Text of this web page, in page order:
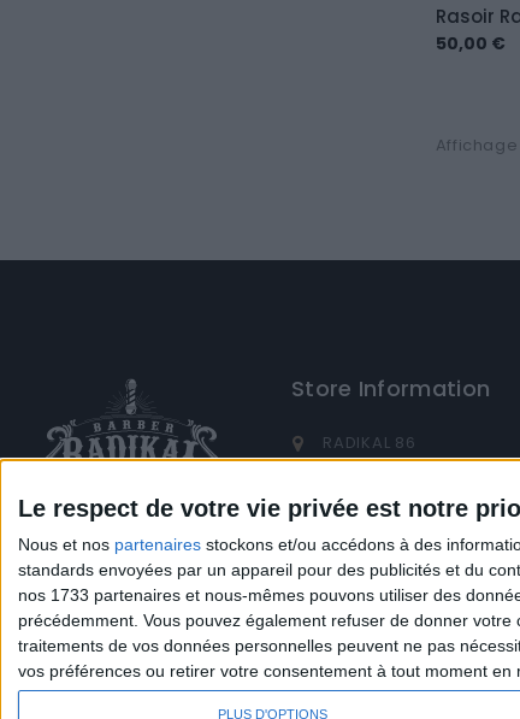
Le respect de votre vie privée est notre
Nous et nos partenaires stockons et/ou accédons à des
standards envoyées par un appareil pour des publicités et du
nos 1733 partenaires et nous-mêmes pouvons utiliser des
précédemment. Vous pouvez également refuser de donner
traitements de vos données personnelles peuvent ne pas
vos préférences ou retirer votre consentement à tout moment
PLUS D'OPTIONS
Rasoir
50,00 €
Store Information
RADIKAL 86
86210 Vouneuil Sur
France
05 16 17 78 30